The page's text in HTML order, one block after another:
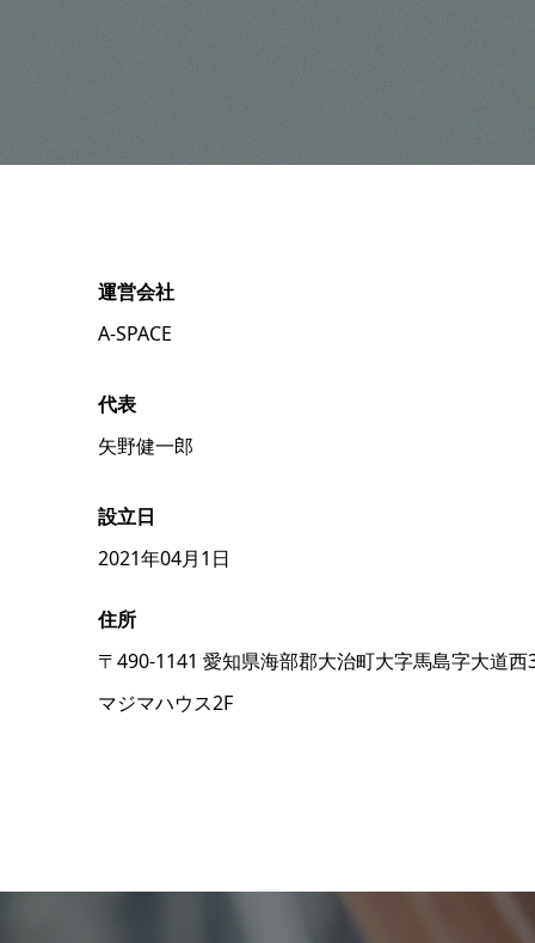
運営会社
A-SPACE
代表
矢野健一郎
設立日
2021年04月1日
住所
〒490-1141 愛知県海部郡大治町大字馬島字大道西
マジマハウス2F